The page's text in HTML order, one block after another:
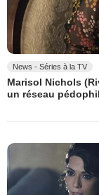
News - Séries à la TV
Marisol Nichols
un réseau